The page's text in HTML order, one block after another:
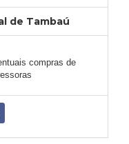
de Tambaú
compras de